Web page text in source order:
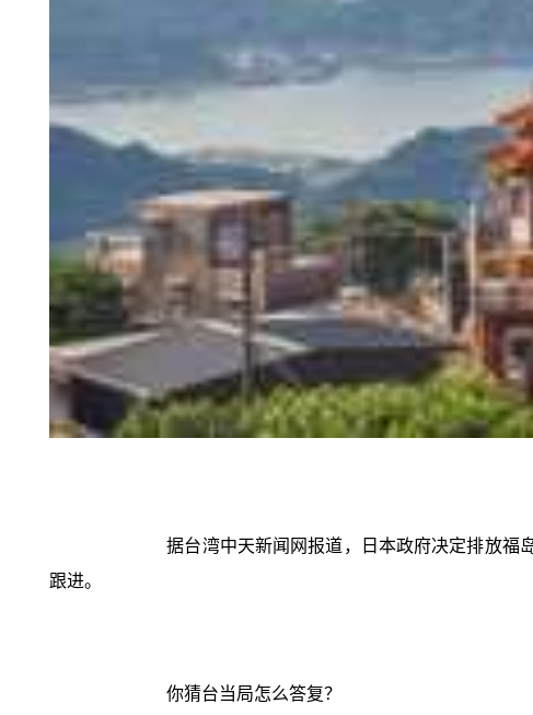
据台湾中天新闻网报道，日本政府决定排放福
跟进。
你猜台当局怎么答复？